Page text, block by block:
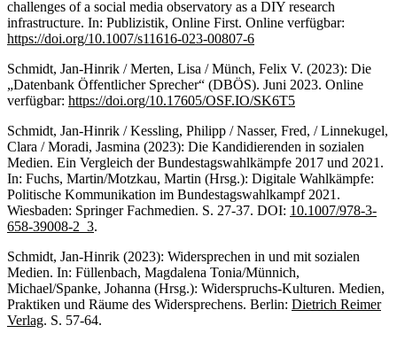
challenges of a social media observatory as a DIY research
infrastructure. In: Publizistik, Online First. Online verfügbar:
https://doi.org/10.1007/s11616-023-00807-6
Schmidt, Jan-Hinrik / Merten, Lisa / Münch, Felix V. (2023): Die
„Datenbank Öffentlicher Sprecher“ (DBÖS). Juni 2023. Online
verfügbar: https://doi.org/10.17605/OSF.IO/SK6T5
Schmidt, Jan-Hinrik / Kessling, Philipp / Nasser, Fred, / Linnekugel,
Clara / Moradi, Jasmina (2023): Die Kandidierenden in sozialen
Medien. Ein Vergleich der Bundestagswahlkämpfe 2017 und 2021.
In: Fuchs, Martin/Motzkau, Martin (Hrsg.): Digitale Wahlkämpfe:
Politische Kommunikation im Bundestagswahlkampf 2021.
Wiesbaden: Springer Fachmedien. S. 27-37. DOI: 10.1007/978-3-
658-39008-2_3.
Schmidt, Jan-Hinrik (2023): Widersprechen in und mit sozialen
Medien. In: Füllenbach, Magdalena Tonia/Münnich,
Michael/Spanke, Johanna (Hrsg.): Widerspruchs-Kulturen. Medien,
Praktiken und Räume des Widersprechens. Berlin: Dietrich Reimer
Verlag. S. 57-64.